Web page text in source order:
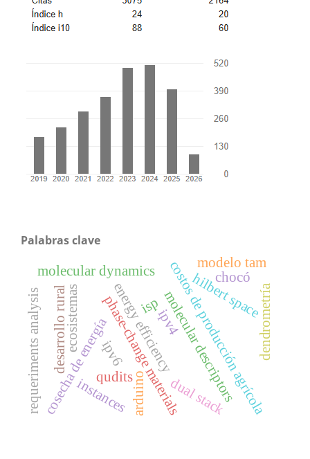
Palabras clave
cosecha de energíaipv6
ipv4
energy efficiencymolecular descriptors
molecular dynamics
phase-change materialscostos de producción agrícola
qudits
hilbert spacedendrometría
requeriments analysis instances dual stack
isp
chocó
desarrollo rural
arduino
modelo tam
ecosistemas